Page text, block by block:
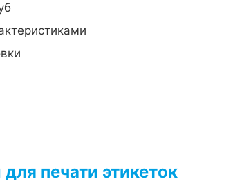
печати этикеток